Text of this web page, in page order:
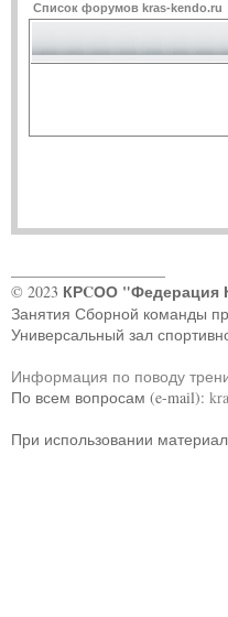
Список форумов kras-kendo.ru
© 2023 КРCОО "Федерация
Занятия Сборной команды
Универсальный зал
Информация по поводу
По всем вопросам (e-mail):
При использовании